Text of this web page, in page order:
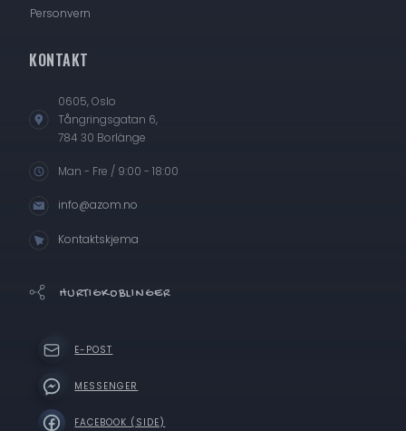
Personvern
KONTAKT
0605, Oslo
Tångringsgatan 6,
784 30 Borlänge
Man - Fre / 9:00 - 18:00
info@azom.no
Kontaktskjema
HURTIGKOBLINGER
E-POST
MESSENGER
FACEBOOK (SIDE)